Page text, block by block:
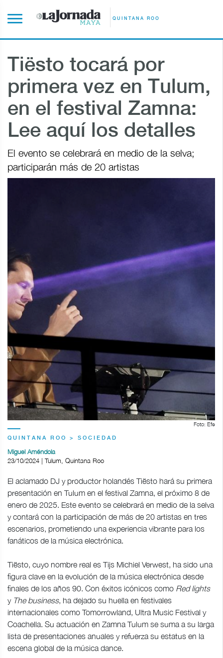
QUINTANA ROO
Tiësto tocará por
primera vez en Tulum,
en el festival Zamna:
Lee aquí los detalles
El evento se celebrará en medio de la selva;
participarán más de 20 artistas
Foto: Efe
QUINTANA ROO > SOCIEDAD
Miguel Améndola
23/10/2024 | Tulum, Quintana Roo
El aclamado DJ y productor holandés Tiësto hará su primera
presentación en Tulum en el festival Zamna, el próximo 8 de
enero de 2025. Este evento se celebrará en medio de la selva
y contará con la participación de más de 20 artistas en tres
escenarios, prometiendo una experiencia vibrante para los
fanáticos de la música electrónica.
Tiësto, cuyo nombre real es Tijs Michiel Verwest, ha sido una
figura clave en la evolución de la música electrónica desde
finales de los años 90. Con éxitos icónicos como Red lights
y The business, ha dejado su huella en festivales
internacionales como Tomorrowland, Ultra Music Festival y
Coachella. Su actuación en Zamna Tulum se suma a su larga
lista de presentaciones anuales y refuerza su estatus en la
escena global de la música dance.